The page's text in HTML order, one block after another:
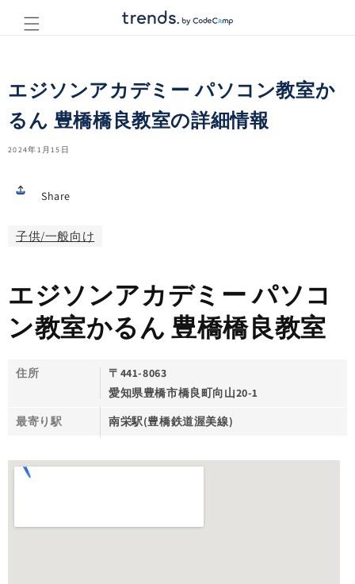
ンツに
進む
エジソンアカデミー パソコン教室か
るん 豊橋橋良教室の詳細情報
2024年1月15日
Share
子供/一般向け
エジソンアカデミー パソコ
ン教室かるん 豊橋橋良教室
住所
〒441-8063
愛知県豊橋市橋良町向山20-1
最寄り駅
南栄駅(豊橋鉄道渥美線)